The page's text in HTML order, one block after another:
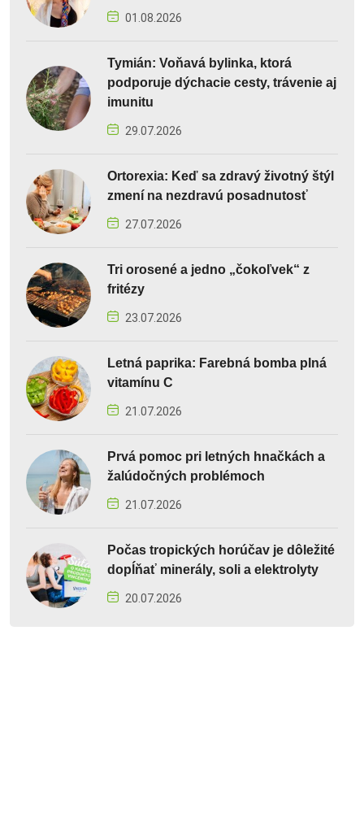
01.08.2026
Tymián: Voňavá bylinka, ktorá
podporuje dýchacie cesty, trávenie aj
imunitu
29.07.2026
Ortorexia: Keď sa zdravý životný štýl
zmení na nezdravú posadnutosť
27.07.2026
Tri orosené a jedno „čokoľvek“ z
fritézy
23.07.2026
Letná paprika: Farebná bomba plná
vitamínu C
21.07.2026
Prvá pomoc pri letných hnačkách a
žalúdočných problémoch
21.07.2026
Počas tropických horúčav je dôležité
dopĺňať minerály, soli a elektrolyty
20.07.2026